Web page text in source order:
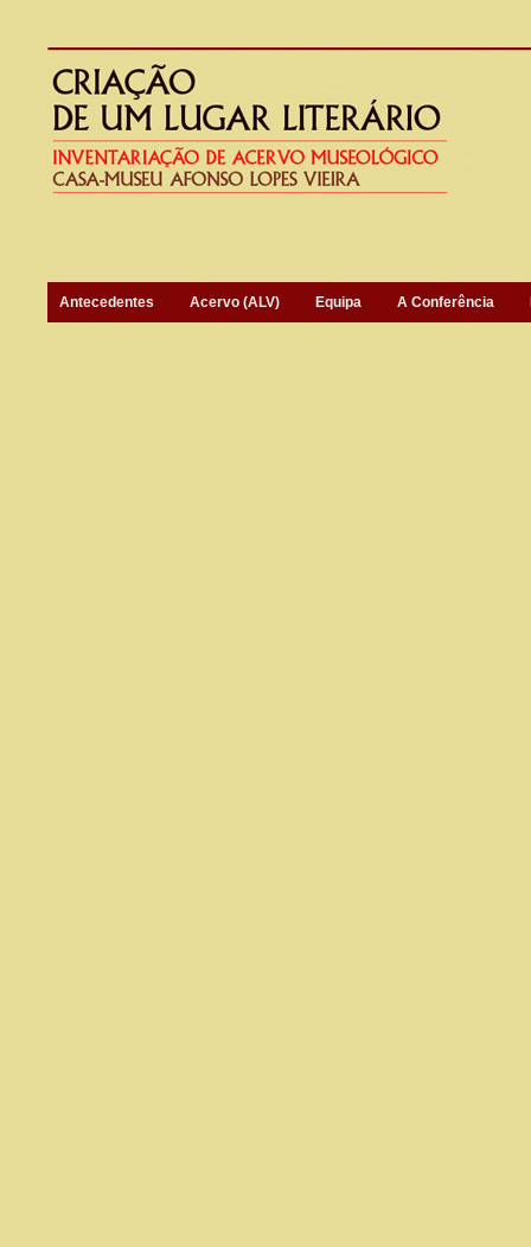
Antecedentes Acervo (ALV) Equipa A Conferência